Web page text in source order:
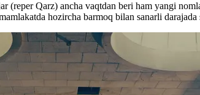
(reper Qarz) ancha vaqtdan beri ham yangi
hozircha barmoq bilan sanarli